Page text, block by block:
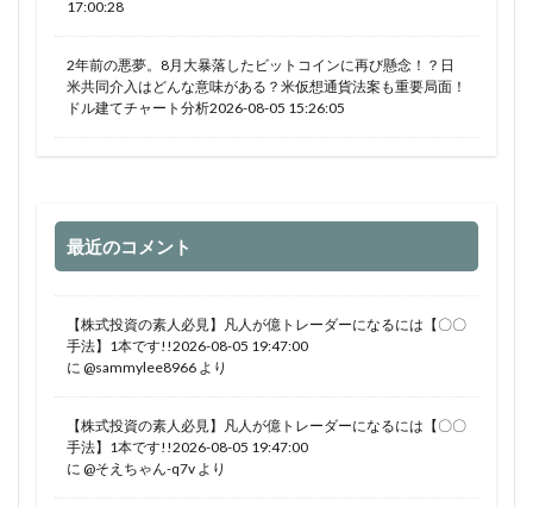
17:00:28
2年前の悪夢。8月大暴落したビットコインに再び懸念！？日
米共同介入はどんな意味がある？米仮想通貨法案も重要局面！
ドル建てチャート分析2026-08-05 15:26:05
最近のコメント
【株式投資の素人必見】凡人が億トレーダーになるには【〇〇
手法】1本です!!2026-08-05 19:47:00
に @sammylee8966 より
【株式投資の素人必見】凡人が億トレーダーになるには【〇〇
手法】1本です!!2026-08-05 19:47:00
に @そえちゃん-q7v より